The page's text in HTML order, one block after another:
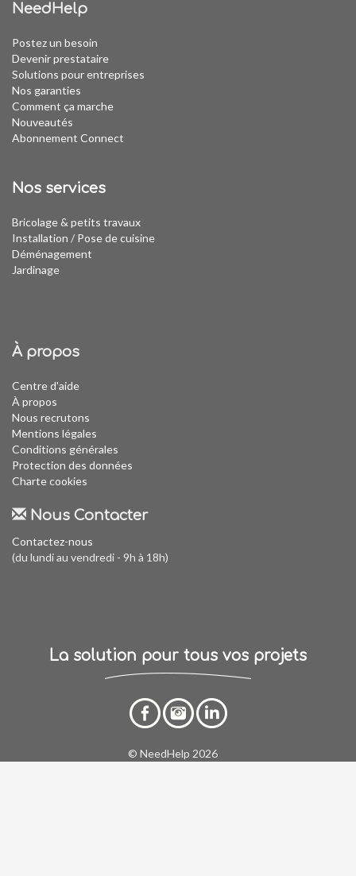
NeedHelp
Postez un besoin
Devenir prestataire
Solutions pour entreprises
Nos garanties
Comment ça marche
Nouveautés
Abonnement Connect
Nos services
Bricolage & petits travaux
Installation / Pose de cuisine
Déménagement
Jardinage
À propos
Centre d'aide
À propos
Nous recrutons
Mentions légales
Conditions générales
Protection des données
Charte cookies
Nous Contacter
Contactez-nous
(du lundi au vendredi - 9h à 18h)
La solution pour tous vos projets
© NeedHelp 2026